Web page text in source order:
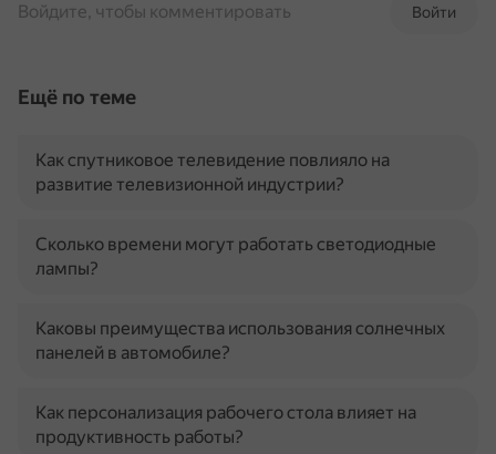
Войти
Войдите, чтобы комментировать
Ещё по теме
Как спутниковое телевидение повлияло на
развитие телевизионной индустрии?
Сколько времени могут работать светодиодные
лампы?
Каковы преимущества использования солнечных
панелей в автомобиле?
Как персонализация рабочего стола влияет на
продуктивность работы?